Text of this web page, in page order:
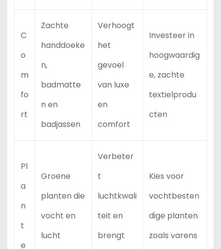
C
o
m
fo
rt
Zachte
handdoeke
n,
badmatte
n en
badjassen
Verhoogt
het
gevoel
van luxe
en
comfort
Investeer in
hoogwaardig
e, zachte
textielprodu
cten
Pl
a
n
t
e
Groene
planten die
vocht en
lucht
Verbeter
t
luchtkwali
teit en
brengt
Kies voor
vochtbesten
dige planten
zoals varens